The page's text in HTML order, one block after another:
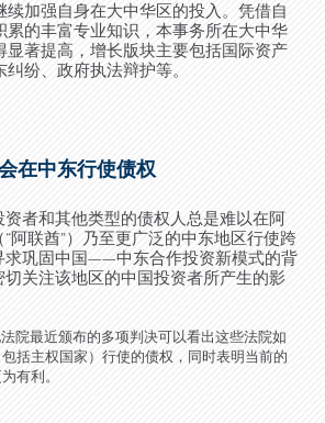
续加强自身在大中华区的投入。凭借自
累的丰富专业知识，本事务所在大中华
显著提高，增长版块主要包括国际资产
纷、政府执法辩护等。
在中东行使债权
者和其他类型的债权人总是难以在阿
阿联酋”）乃至更广泛的中东地区行使跨
求巩固中国——中东合作投资新模式的背
关注该地区的中国投资者所产生的影
院最近颁布的多项判决可以看出这些法院如
括主权国家）行使的债权，同时表明当前的
有利。